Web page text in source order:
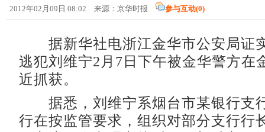
2012年02月09日 08:02 来源：京华时报 参与互动(0)
据新华社电浙江金华市公安局证
逃犯刘维宁2月7日下午被金华警方在
近抓获。
据悉，刘维宁系烟台市某银行支
行在按监管要求，组织对部分支行行